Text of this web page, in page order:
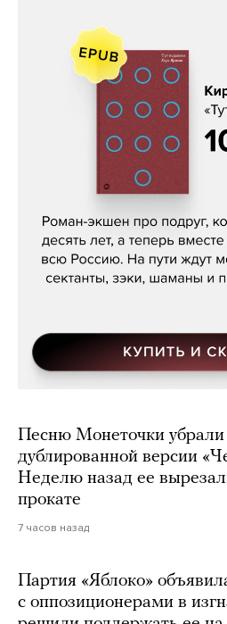
Кира Ярмыш,
Песню Монеточки убрали
дублированной версии
Неделю назад ее
прокате
7 часов назад
Партия «Яблоко»
с оппозиционерами в